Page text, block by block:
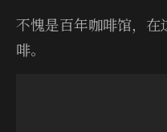
不愧是百年咖啡馆，
啡。